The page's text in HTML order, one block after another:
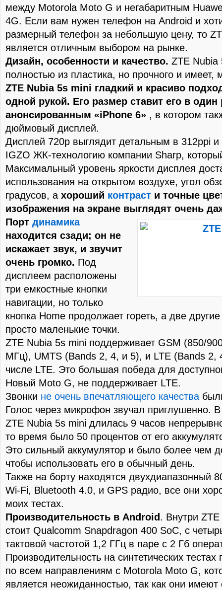
между Motorola Moto G и негабаритным
4G. Если вам нужен телефон на Android и
размерный телефон за небольшую цену, то
является отличным выбором на рынке.
Дизайн, особенности и качество. ZTE Nubia
полностью из пластика, но прочного и имеет,
ZTE Nubia 5s mini гладкий и красиво
одной рукой. Его размер ставит его в
анонсированным «iPhone 6» , в котором
дюймовый дисплей.
Дисплей 720p выглядит детальным в 312ppi и
IGZO ЖК-технологию компании Sharp,
Максимальный уровень яркости дисплея
использования на открытом воздухе, угол
градусов, а хороший контраст и точные
изображения на экране выглядят очень
Порт динамика
находится сзади; он не
искажает звук, и звучит
очень громко. Под
дисплеем расположены
три емкостные кнопки
навигации, но только
кнопка Home продолжает гореть, а две
просто маленькие точки.
ZTE Nubia 5s mini поддерживает GSM (850/
МГц), UMTS (Bands 2, 4, и 5), и LTE (Bands 2,
числе LTE. Это большая победа для
Новый Moto G, не поддерживает LTE.
Звонки не очень впечатляющего качества
Голос через микрофон звучал приглушенно.
ZTE Nubia 5s mini длилась 9 часов
то время было 50 процентов от его
Это сильный аккумулятор и было более чем
чтобы использовать его в обычный день.
Также на борту находятся двухдиапазонный
Wi-Fi, Bluetooth 4.0, и GPS радио, все они
моих тестах.
Производительность в Android. Внутри
стоит Qualcomm Snapdragon 400 SoC, с
тактовой частотой 1,2 ГГц в паре с 2 Гб
Производительность на синтетических тестах
по всем направлениям с Motorola Moto G,
является неожиданностью, так как они имеют